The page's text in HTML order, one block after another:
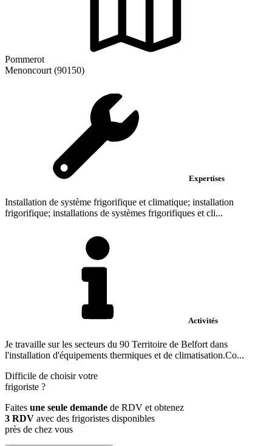
Pommerot
Menoncourt (90150)
Expertises
Installation de système frigorifique et climatique; installation
frigorifique; installations de systèmes frigorifiques et cli...
Activités
Je travaille sur les secteurs du 90 Territoire de Belfort dans
l'installation d'équipements thermiques et de climatisation.Co...
Difficile de choisir votre
frigoriste ?
Faites une seule demande de RDV et obtenez
3 RDV avec des frigoristes disponibles
près de chez vous